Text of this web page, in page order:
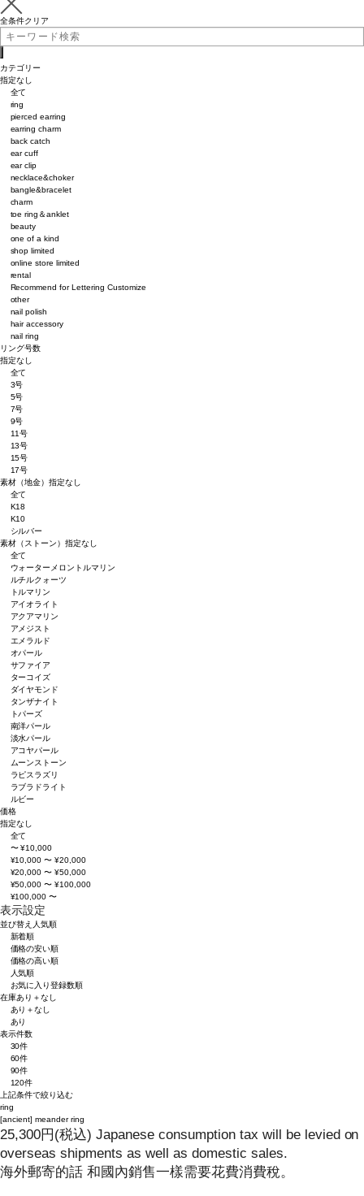
全条件クリア
カテゴリー
指定なし
全て
ring
pierced earring
earring charm
back catch
ear cuff
ear clip
necklace&choker
bangle&bracelet
charm
toe ring＆anklet
beauty
one of a kind
shop limited
online store limited
rental
Recommend for Lettering Customize
other
nail polish
hair accessory
nail ring
リング号数
指定なし
全て
3号
5号
7号
9号
11号
13号
15号
17号
素材（地金） 指定なし
全て
K18
K10
シルバー
素材（ストーン） 指定なし
全て
ウォーターメロントルマリン
ルチルクォーツ
トルマリン
アイオライト
アクアマリン
アメジスト
エメラルド
オパール
サファイア
ターコイズ
ダイヤモンド
タンザナイト
トパーズ
南洋パール
淡水パール
アコヤパール
ムーンストーン
ラピスラズリ
ラブラドライト
ルビー
価格
指定なし
全て
〜 ¥10,000
¥10,000 〜 ¥20,000
¥20,000 〜 ¥50,000
¥50,000 〜 ¥100,000
¥100,000 〜
表示設定
並び替え 人気順
新着順
価格の安い順
価格の高い順
人気順
お気に入り登録数順
在庫あり＋なし
あり＋なし
あり
表示件数
30件
60件
90件
120件
上記条件で絞り込む
ring
[ancient] meander ring
25,300円 (税込) Japanese consumption tax will be levied on
overseas shipments as well as domestic sales.
海外郵寄的話 和國內銷售一樣需要花費消費稅。